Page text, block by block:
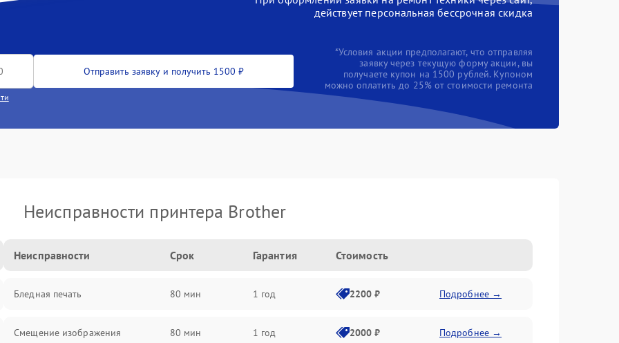
действует персональная бессрочная скидка
Отправить заявку и получить 1500 ₽
*Условия акции предполагают, что отправляя
заявку через текущую форму акции, вы
получаете купон на 1500 рублей. Купоном
можно оплатить до 25% от стоимости ремонта
Неисправности принтера Brother
Неисправности Срок Гарантия Стоимость
Бледная печать 80 мин 1 год 2200 ₽ Подробнее →
Смещение изображения 80 мин 1 год 2000 ₽ Подробнее →